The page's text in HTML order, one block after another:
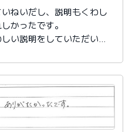
ねいだし、説明もくわし
かったです。
い説明をしていただいた
ますが、よろしくお願い